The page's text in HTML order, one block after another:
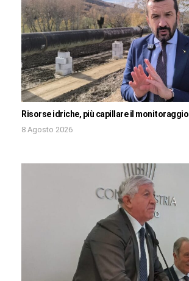
Risorse idriche, più capillare il monitoraggio
8 Agosto 2026